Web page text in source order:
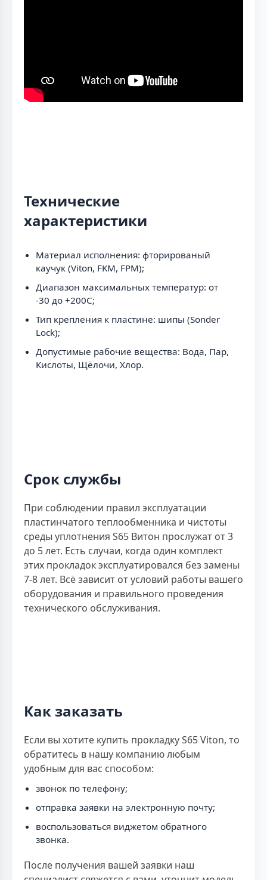
Технические
характеристики
Материал исполнения: фторированый
каучук (Viton, FKM, FPM);
Диапазон максимальных температур: от
-30 до +200C;
Тип крепления к пластине: шипы (Sonder
Lock);
Допустимые рабочие вещества: Вода, Пар,
Кислоты, Щёлочи, Хлор.
Срок службы
При соблюдении правил эксплуатации
пластинчатого теплообменника и чистоты
среды уплотнения S65 Витон прослужат от 3
до 5 лет. Есть случаи, когда один комплект
этих прокладок эксплуатировался без замены
7-8 лет. Всё зависит от условий работы вашего
оборудования и правильного проведения
технического обслуживания.
Как заказать
Если вы хотите купить прокладку S65 Viton, то
обратитесь в нашу компанию любым
удобным для вас способом:
звонок по телефону;
отправка заявки на электронную почту;
воспользоваться виджетом обратного
звонка.
После получения вашей заявки наш